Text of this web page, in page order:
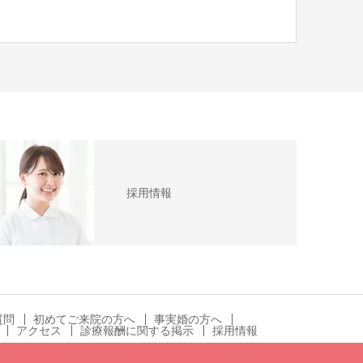
採用情報
問 初めてご来院の方へ
事実婚の方へ
アクセス 診療報酬に関する掲示 採用情報